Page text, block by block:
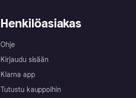
Henkilöasiakas
Ohje
Kirjaudu sisään
Klarna app
Tutustu kauppoihin